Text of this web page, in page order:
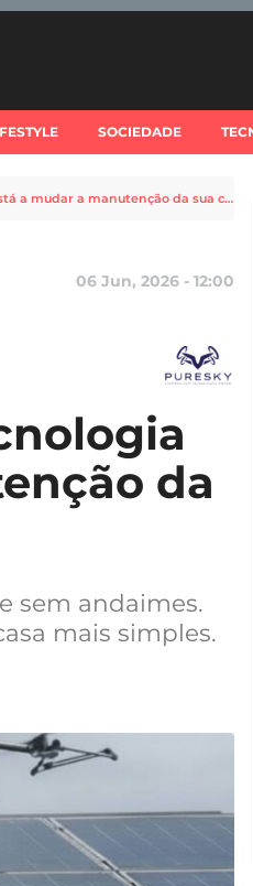
SOCIEDADE
Limpeza com drones: a tecnologia que está a mudar a manutenção da sua casa
06 Jun, 2026 - 12:00
da
sem andaimes.
mais simples.